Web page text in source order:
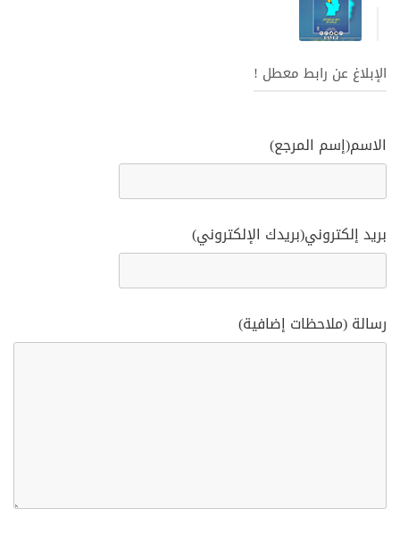
الإبلاغ عن رابط معطل !
الاسم(إسم المرجع)
بريد إلكتروني(بريدك الإلكتروني)
رسالة (ملاحظات إضافية)